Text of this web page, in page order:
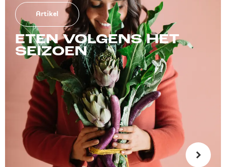
Artikel
ETEN VOLGENS HET
SEIZOEN